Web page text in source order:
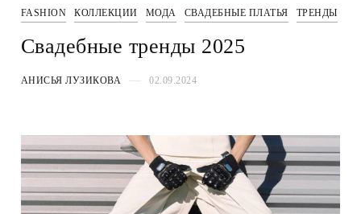
FASHION КОЛЛЕКЦИИ МОДА СВАДЕБНЫЕ ПЛАТЬЯ ТРЕНДЫ
Свадебные тренды 2025
АНИСЬЯ ЛУЗИКОВА 02.09.2024